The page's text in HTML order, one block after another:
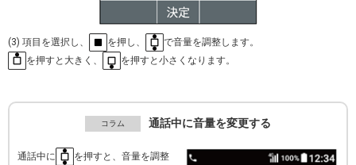
(3) 項目を選択し、 を押し、
で音量を調整します。
を押すと大きく、
を押すと小さくなります。
通話中に音量を変更する
通話中に
を押すと、音量を調整